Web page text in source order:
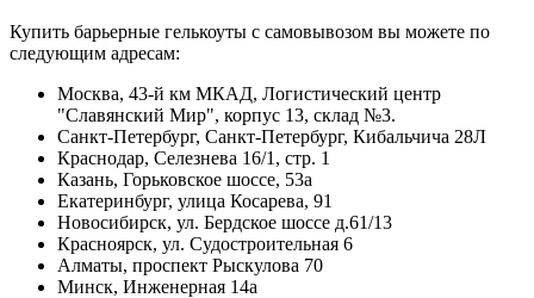
Купить барьерные гелькоуты с самовывозом вы можете по
следующим адресам:
Москва, 43-й км МКАД, Логистический центр
"Славянский Мир", корпус 13, склад №3.
Санкт-Петербург, Санкт-Петербург, Кибальчича 28Л
Краснодар, Селезнева 16/1, стр. 1
Казань, Горьковское шоссе, 53а
Екатеринбург, улица Косарева, 91
Новосибирск, ул. Бердское шоссе д.61/13
Красноярск, ул. Судостроительная 6
Алматы, проспект Рыскулова 70
Минск, Инженерная 14а